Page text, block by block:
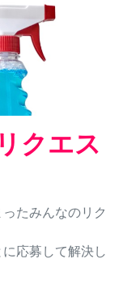
クエス
たみんなのリク
応募して解決し